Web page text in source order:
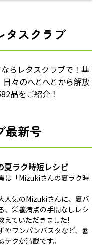
タスクラブ
らレタスクラブで！基
々のへとへとから解放
品をご紹介！
最新号
ラク時短レシピ
は「Mizukiさんの夏ラク時
人気のMizukiさんに、夏バ
、栄養満点の手間なしレシ
えていただきました!
やワンパンパスタなど、暑
クが満載です。